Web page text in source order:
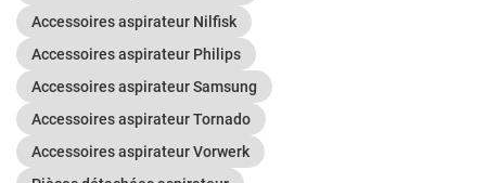
Accessoires aspirateur Nilfisk
Accessoires aspirateur Philips
Accessoires aspirateur Samsung
Accessoires aspirateur Tornado
Accessoires aspirateur Vorwerk